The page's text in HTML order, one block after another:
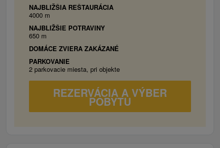
NAJBLIŽŠIA REŠTAURÁCIA
4000 m
NAJBLIŽŠIE POTRAVINY
650 m
DOMÁCE ZVIERA ZAKÁZANÉ
PARKOVANIE
2 parkovacie miesta, pri objekte
REZERVÁCIA A VÝBER
POBYTU